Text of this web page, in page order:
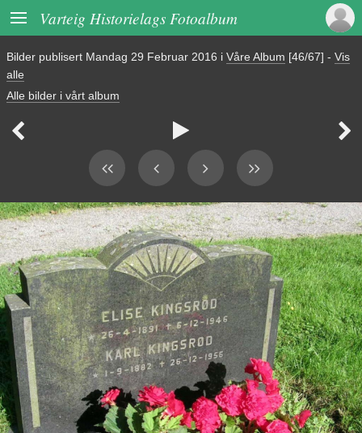
 Varteig Historielags Fotoalbum
Bilder publisert Mandag 29 Februar 2016 i Våre Album [46/67] - Vis
alle
Alle bilder i vårt album
  